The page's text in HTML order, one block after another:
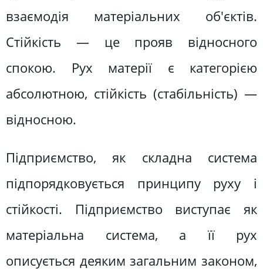
взаємодія матеріальних об'єктів.
Стійкість — це прояв відносного
спокою. Рух матерії є категорією
абсолютною, стійкість (стабільність) —
відносною.
Підприємство, як складна система
підпорядковується принципу руху і
стійкості. Підприємство виступає як
матеріальна система, а її рух
описується деяким загальним законом,